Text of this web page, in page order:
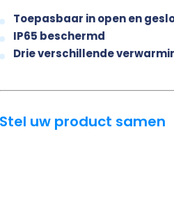
Toepasbaar in open en
IP65 beschermd
Drie verschillende
Stel uw product samen